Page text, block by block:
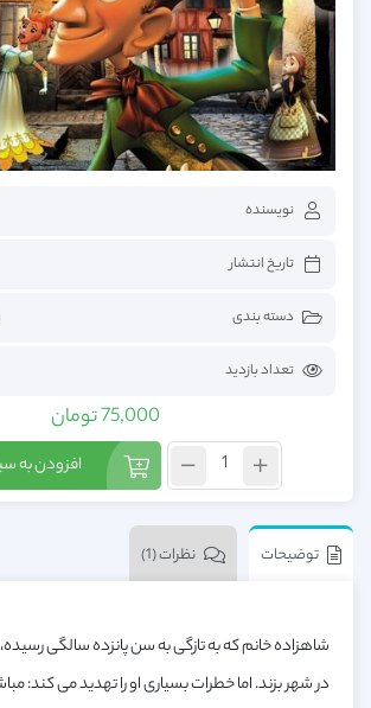
نویسنده
تاریخ انتشار
دسته بندی
تعداد بازدید
75,000تومان
افزودن به
توضیحات نظرات (1)
شاهزاده خانم که به تازگی به سن پانزده سالگی
در شهر بزند. اما خطرات بسیاری او را تهدید می کند: